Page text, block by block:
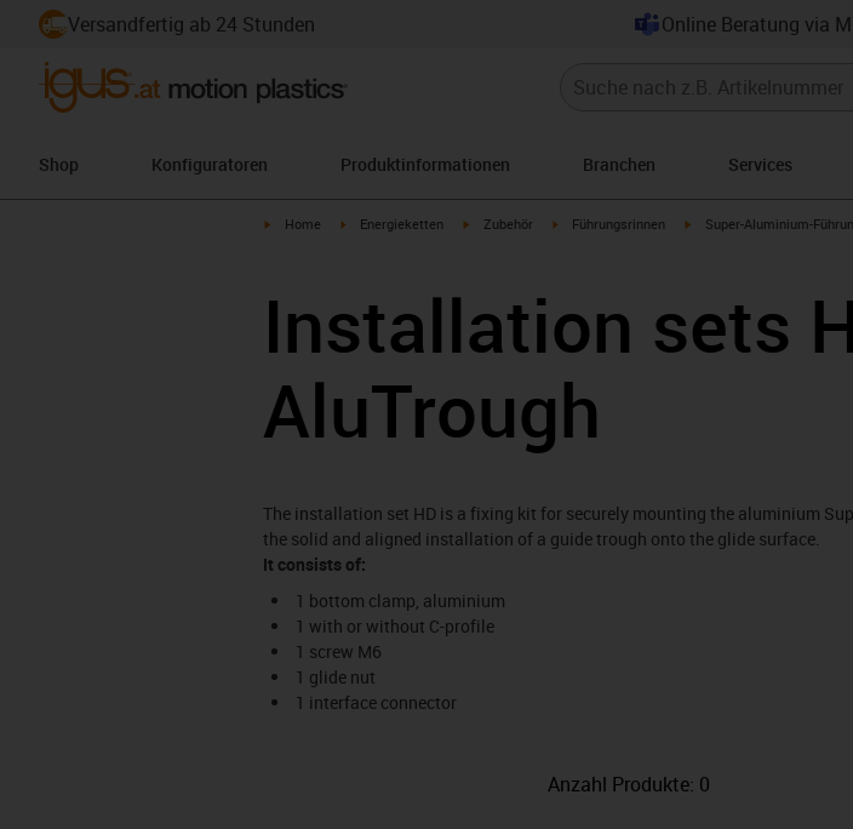
Versandfertig ab 24 Stunden Online Beratung via
Shop Konfiguratoren Produktinformationen Branchen Services
igus-icon-arrow-right
Home igus-icon-arrow-right
Energieketten igus-icon-arrow-right
Zubehör igus-icon-arrow-right
Führungsrinnen igus-icon-arrow-right
Super-Aluminium-
Installation sets
AluTrough
The installation set HD is a fixing kit for securely mounting the aluminium
the solid and aligned installation of a guide trough onto the glide surface.
It consists of:
1 bottom clamp, aluminium
1 with or without C-profile
1 screw M6
1 glide nut
1 interface connector
Anzahl Produkte: 0